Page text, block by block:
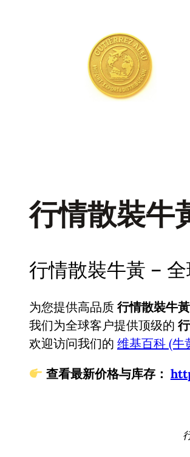
行情散裝牛
行情散裝牛黃 –
为您提供高品质 行情散裝牛黃
我们为全球客户提供顶级的
欢迎访问我们的 维基百科 (牛
查看最新价格与库存：